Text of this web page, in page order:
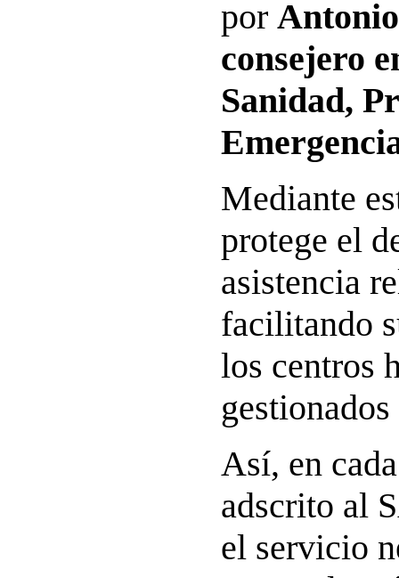
por
consejero
Sanidad,
Mediante
protege el
asistencia
facilitando
los centros
Así, en
adscrito al
el servicio